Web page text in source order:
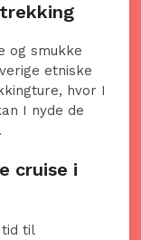
og smukke
etniske
hvor I
I nyde de
cruise i
tid til